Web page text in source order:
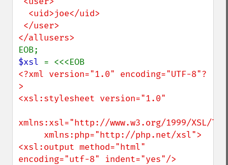
$xsl
<?xml version="1.0" encoding="UTF-8"?
>
<xsl:stylesheet version="1.0"
xmlns:xsl="http://www.w3.org/1999/XSL/
<xsl:output method="html"
encoding="utf-8" indent="yes"/>